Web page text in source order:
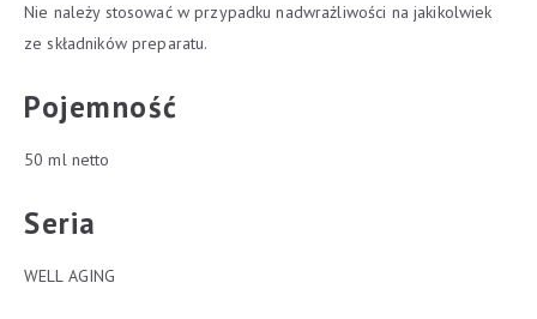
Nie należy stosować w przypadku nadwrażliwości na jakikolwiek
ze składników preparatu.
Pojemność
50 ml netto
Seria
WELL AGING